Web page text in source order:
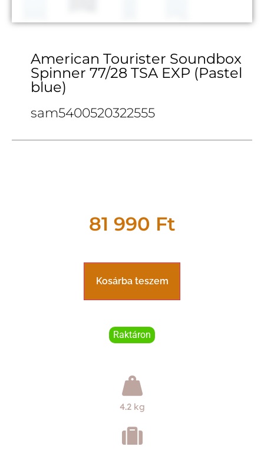
American Tourister Soundbox
Spinner 77/28 TSA EXP (Pastel
blue)
sam5400520322555
81 990 Ft
Kosárba teszem
Raktáron
4.2 kg